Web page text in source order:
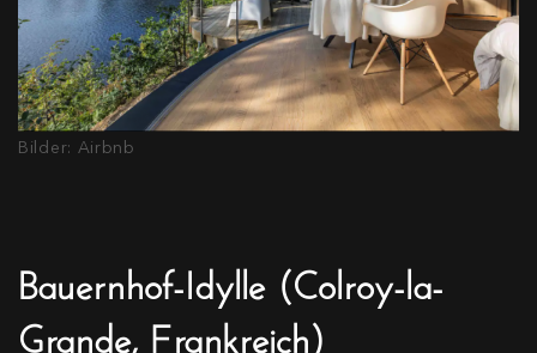
Bilder: Airbnb
Bauernhof-Idylle (Colroy-la-
Grande, Frankreich)